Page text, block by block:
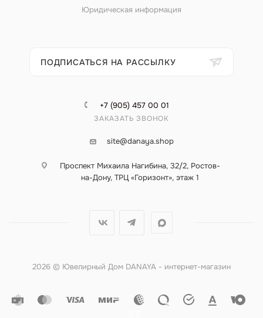
Юридическая информация
ПОДПИСАТЬСЯ НА РАССЫЛКУ
+7 (905) 457 00 01
ЗАКАЗАТЬ ЗВОНОК
site@danaya.shop
Проспект Михаила Нагибина, 32/2, Ростов-
на-Дону, ТРЦ «Горизонт», этаж 1
2026 © Ювелирный Дом DANAYA - интернет-магазин